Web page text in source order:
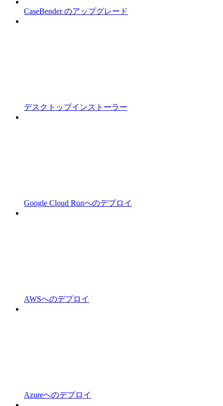
CaseBender のアップグレード
デスクトップインストーラー
Google Cloud Runへのデプロイ
AWSへのデプロイ
Azureへのデプロイ